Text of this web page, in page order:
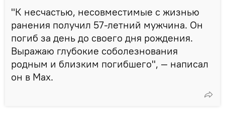
"К несчастью, несовместимые с жизнью
ранения получил 57-летний мужчина. Он
погиб за день до своего дня рождения.
Выражаю глубокие соболезнования
родным и близким погибшего", — написал
он в Max.